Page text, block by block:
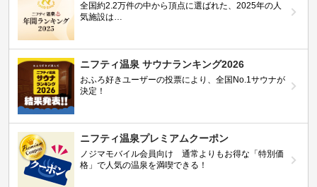
全国約2.2万件の中から頂点に選ばれた、2025年の人
気施設は…
ニフティ温泉 サウナランキング2026
おふろ好きユーザーの投票により、全国No.1サウナが
決定！
ニフティ温泉プレミアムクーポン
ノジマモバイル会員向け 通常よりもお得な「特別価
格」で人気の温泉を満喫できる！